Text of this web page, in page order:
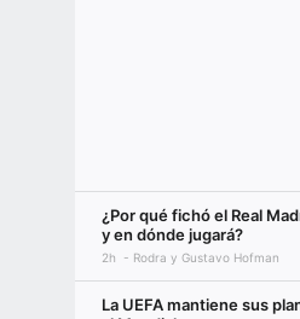
¿Por qué fichó el Real
y en dónde jugará?
2h Rodra y Gustavo Hofman
La UEFA mantiene sus